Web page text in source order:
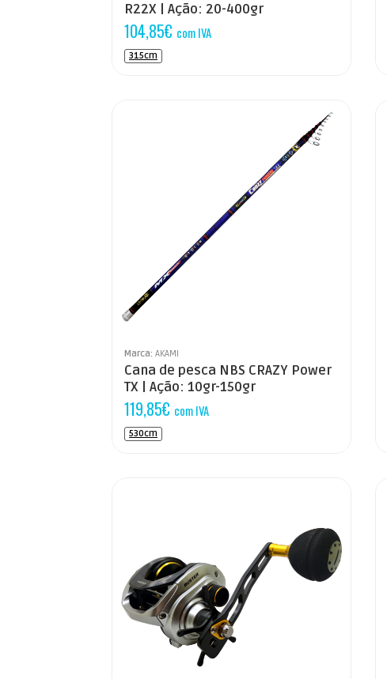
R22X | Ação: 20-400gr
104,85€ com IVA
315cm
Marca: AKAMI
Cana de pesca NBS CRAZY Power
TX | Ação: 10gr-150gr
119,85€ com IVA
530cm